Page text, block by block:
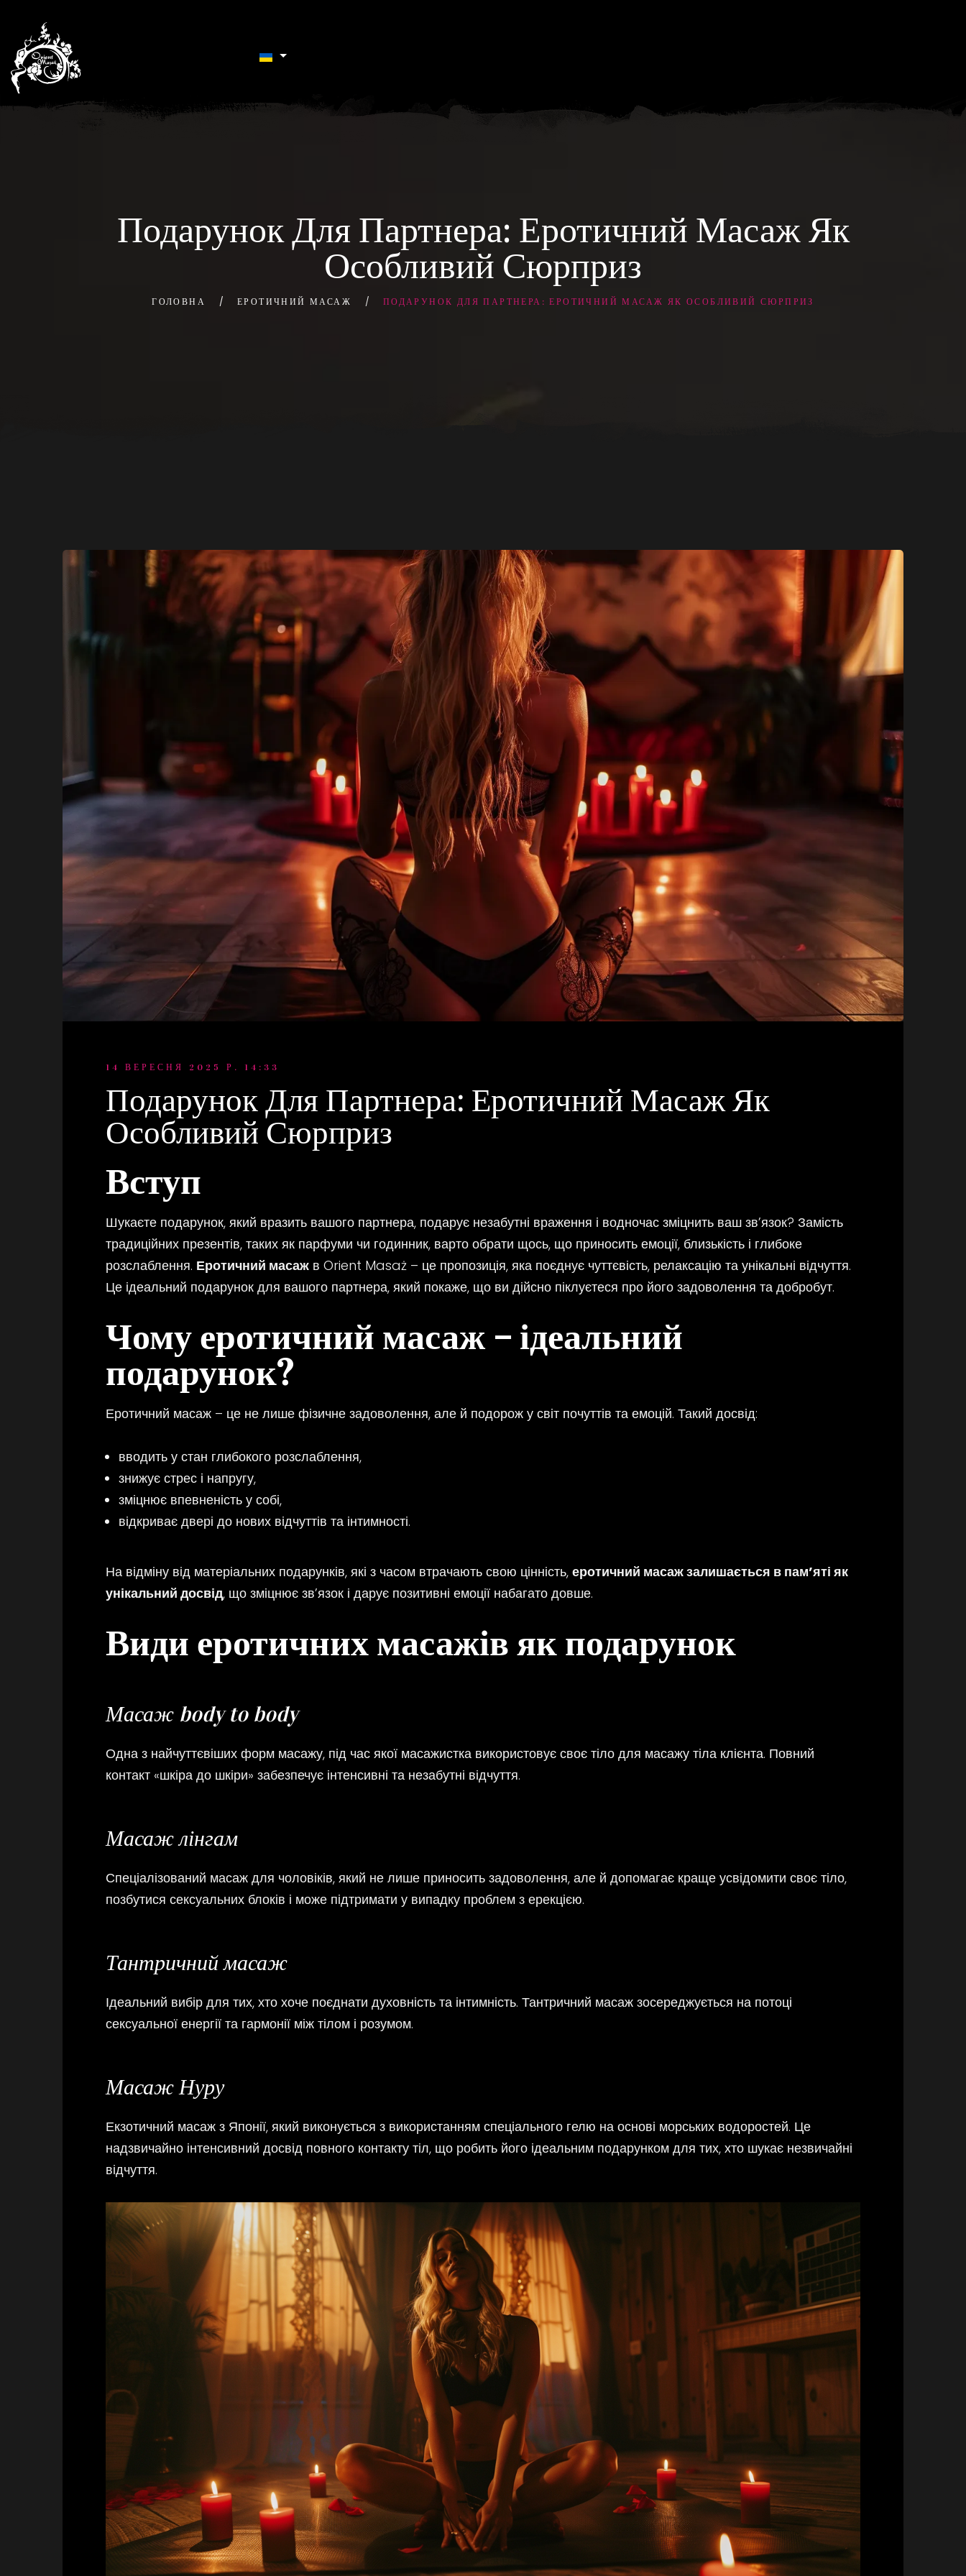
Подарунок Для Партнера: Еротичний Масаж Як
Особливий Сюрприз
ГОЛОВНА ЕРОТИЧНИЙ МАСАЖ ПОДАРУНОК ДЛЯ ПАРТНЕРА: ЕРОТИЧНИЙ МАСАЖ ЯК ОСОБЛИВИЙ СЮРПРИЗ
14 ВЕРЕСНЯ 2025 Р. 14:33
Подарунок Для Партнера: Еротичний Масаж Як
Особливий Сюрприз
Вступ
Шукаєте подарунок, який вразить вашого партнера, подарує незабутні враження і водночас зміцнить ваш зв’язок? Замість
традиційних презентів, таких як парфуми чи годинник, варто обрати щось, що приносить емоції, близькість і глибоке
розслаблення. Еротичний масаж в Orient Masaż – це пропозиція, яка поєднує чуттєвість, релаксацію та унікальні відчуття.
Це ідеальний подарунок для вашого партнера, який покаже, що ви дійсно піклуєтеся про його задоволення та добробут.
Чому еротичний масаж – ідеальний
подарунок?
Еротичний масаж – це не лише фізичне задоволення, але й подорож у світ почуттів та емоцій. Такий досвід:
вводить у стан глибокого розслаблення,
знижує стрес і напругу,
зміцнює впевненість у собі,
відкриває двері до нових відчуттів та інтимності.
На відміну від матеріальних подарунків, які з часом втрачають свою цінність, еротичний масаж залишається в пам’яті як
унікальний досвід, що зміцнює зв’язок і дарує позитивні емоції набагато довше.
Види еротичних масажів як подарунок
Масаж body to body
Одна з найчуттєвіших форм масажу, під час якої масажистка використовує своє тіло для масажу тіла клієнта. Повний
контакт «шкіра до шкіри» забезпечує інтенсивні та незабутні відчуття.
Масаж лінгам
Спеціалізований масаж для чоловіків, який не лише приносить задоволення, але й допомагає краще усвідомити своє тіло,
позбутися сексуальних блоків і може підтримати у випадку проблем з ерекцією.
Тантричний масаж
Ідеальний вибір для тих, хто хоче поєднати духовність та інтимність. Тантричний масаж зосереджується на потоці
сексуальної енергії та гармонії між тілом і розумом.
Масаж Нуру
Екзотичний масаж з Японії, який виконується з використанням спеціального гелю на основі морських водоростей. Це
надзвичайно інтенсивний досвід повного контакту тіл, що робить його ідеальним подарунком для тих, хто шукає незвичайні
відчуття.